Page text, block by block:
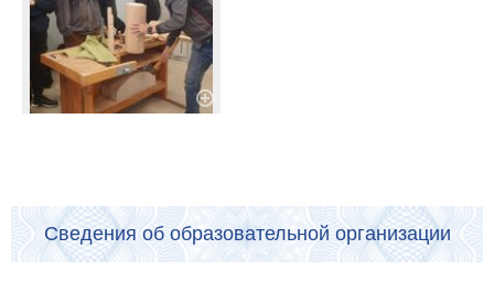
Сведения об образовательной организации